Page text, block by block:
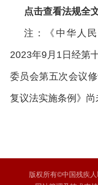
点击查看法规全
注：《中华人
2023年9月1日经第
委员会第五次会议修
复议法实施条例》尚
版权所有©中国残疾